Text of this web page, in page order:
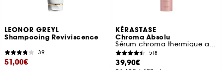
LEONOR GREYL
Shampooing Reviviscence
39
51,00€
KÉRASTASE
Chroma Absolu
Sérum chroma thermique anti-frizz
518
39,90€